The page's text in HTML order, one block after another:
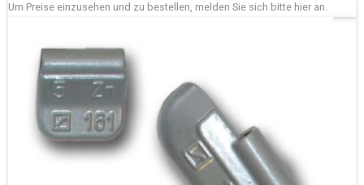
Um Preise einzusehen und zu bestellen, melden Sie sich bitte hier an.